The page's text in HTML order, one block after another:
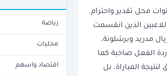
محل تقدير واحترام.
الذين انقسمت
مدريد وبرشلونة،
ردة الفعل صاخبة كما
المباراة، بل
رياضة
محليات
اقتصاد واسهم